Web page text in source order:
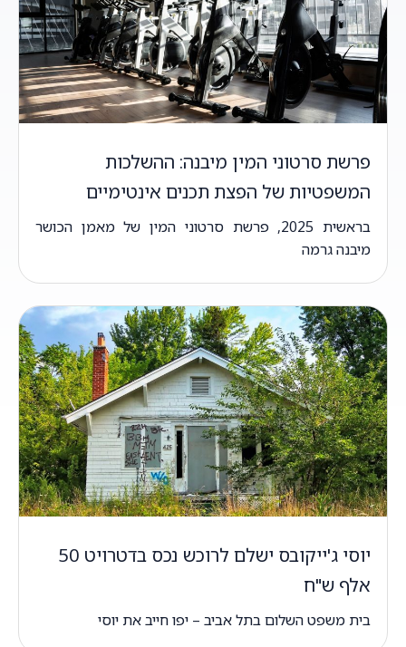
פרשת סרטוני המין מיבנה: ההשלכות
המשפטיות של הפצת תכנים אינטימיים
בראשית 2025, פרשת סרטוני המין של מאמן הכושר
מיבנה גרמה
יוסי ג'ייקובס ישלם לרוכש נכס בדטרויט 50
אלף ש"ח
בית משפט השלום בתל אביב – יפו חייב את יוסי